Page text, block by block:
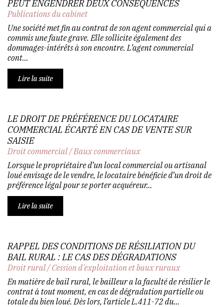
PEUT ENGENDRER DEUX CONSÉQUENCES
Publications du cabinet
Une société met fin au contrat de son agent commercial qui a
commis une faute grave. Elle sollicite également des
dommages-intérêts à son encontre. L’agent commercial
cont...
Lire la suite
LE DROIT DE PRÉFÉRENCE DU LOCATAIRE
COMMERCIAL ÉCARTÉ EN CAS DE VENTE SUR
SAISIE
Droit commercial/Baux commerciaux
Lorsque le propriétaire d’un local commercial ou artisanal
loué envisage de le vendre, le locataire bénéficie d’un droit de
préférence légal pour se porter acquéreur...
Lire la suite
RAPPEL DES CONDITIONS DE RÉSILIATION DU
BAIL RURAL : LE CAS DES DÉGRADATIONS
Droit rural/Cession d'exploitation et baux ruraux
En matière de bail rural, le bailleur a la faculté de résilier le
contrat à tout moment, en cas de dégradation partielle ou
totale du bien loué. Dès lors, l’article L.411-72 du...